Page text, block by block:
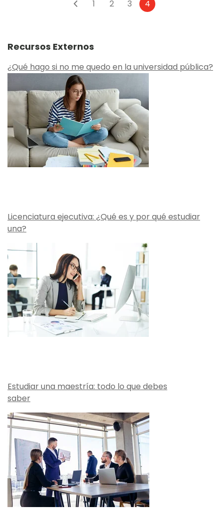
1 2 3 4
Recursos Externos
¿Qué hago si no me quedo en la universidad pública?
Licenciatura ejecutiva: ¿Qué es y por qué estudiar
una?
Estudiar una maestría: todo lo que debes
saber